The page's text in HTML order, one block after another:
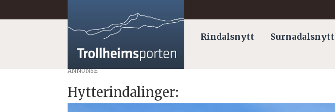
Rindalsnytt Surnadalsnytt
ANNONSE
Hytterindalinger: